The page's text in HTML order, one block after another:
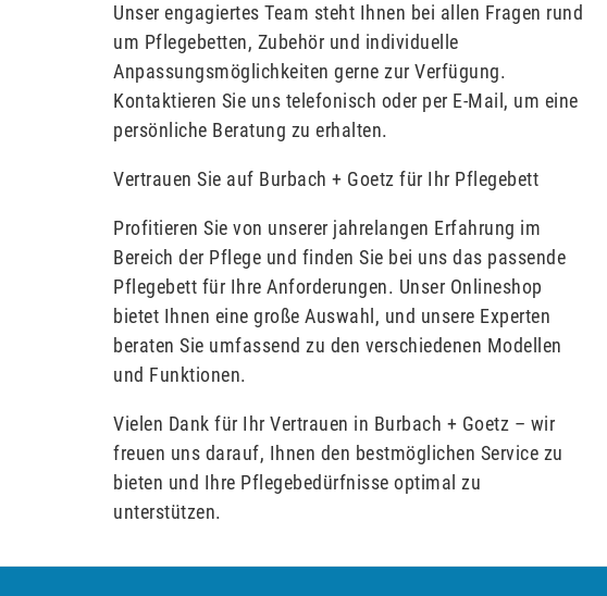
Unser engagiertes Team steht Ihnen bei allen Fragen rund
um Pflegebetten, Zubehör und individuelle
Anpassungsmöglichkeiten gerne zur Verfügung.
Kontaktieren Sie uns telefonisch oder per E-Mail, um eine
persönliche Beratung zu erhalten.
Vertrauen Sie auf Burbach + Goetz für Ihr Pflegebett
Profitieren Sie von unserer jahrelangen Erfahrung im
Bereich der Pflege und finden Sie bei uns das passende
Pflegebett für Ihre Anforderungen. Unser Onlineshop
bietet Ihnen eine große Auswahl, und unsere Experten
beraten Sie umfassend zu den verschiedenen Modellen
und Funktionen.
Vielen Dank für Ihr Vertrauen in Burbach + Goetz – wir
freuen uns darauf, Ihnen den bestmöglichen Service zu
bieten und Ihre Pflegebedürfnisse optimal zu
unterstützen.